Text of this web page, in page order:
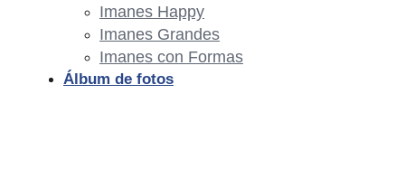
Imanes Happy
Imanes Grandes
Imanes con Formas
Álbum de fotos